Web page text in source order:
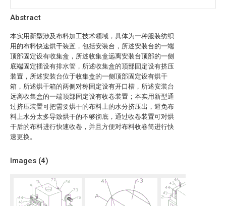
Abstract
本实用新型涉及布料加工技术领域，具体为一种服装纺织
用的布料快速烘干装置，包括安装台，所述安装台的一端
顶部固定设有收集盒，所述收集盒远离安装台顶部的一侧
底端固定插设有排水管，所述收集盒的顶部固定设有挤压
装置，所述安装台位于收集盒的一侧顶部固定设有烘干
箱，所述烘干箱的两侧对称固定设有开口槽，所述安装台
远离收集盒的一端顶部固定设有收卷装置；本实用新型通
过挤压装置可把需要烘干的布料上的水分挤压出，避免布
料上水分太多导致烘干的不够彻底，通过收卷装置可对烘
干后的布料进行快速收卷，并且方便对布料收卷筒进行快
速更换。
Images (4)